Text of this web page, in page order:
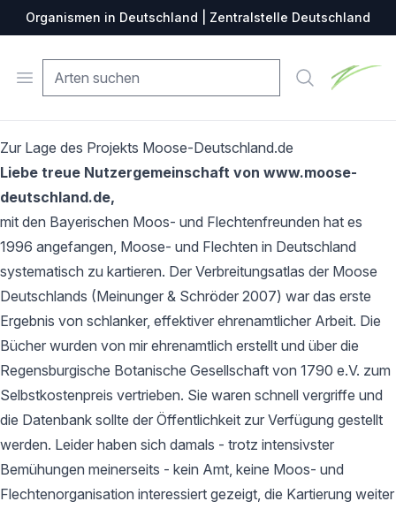
Organismen in Deutschland | Zentralstelle Deutschland
Open menu Suche
Zur Lage des Projekts Moose-Deutschland.de
Liebe treue Nutzergemeinschaft von www.moose-
deutschland.de,
mit den Bayerischen Moos- und Flechtenfreunden hat es
1996 angefangen, Moose- und Flechten in Deutschland
systematisch zu kartieren. Der Verbreitungsatlas der Moose
Deutschlands (Meinunger & Schröder 2007) war das erste
Ergebnis von schlanker, effektiver ehrenamtlicher Arbeit. Die
Bücher wurden von mir ehrenamtlich erstellt und über die
Regensburgische Botanische Gesellschaft von 1790 e.V. zum
Selbstkostenpreis vertrieben. Sie waren schnell vergriffe und
die Datenbank sollte der Öffentlichkeit zur Verfügung gestellt
werden. Leider haben sich damals - trotz intensivster
Bemühungen meinerseits - kein Amt, keine Moos- und
Flechtenorganisation interessiert gezeigt, die Kartierung weiter